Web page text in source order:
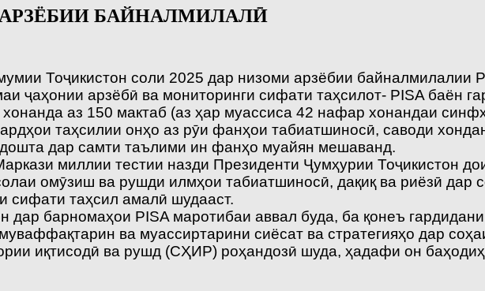
БАЙНАЛМИЛАЛӢ
Тоҷикистон соли 2025 дар низоми арзёбии байналмилалии
ҷаҳонии арзёбӣ ва мониторинги сифати таҳсилот- PISA баён
аз 150 мактаб (аз ҳар муассиса 42 нафар хонандаи
таҳсилии онҳо аз рӯи фанҳои табиатшиносӣ, саводи
дар самти таълими ин фанҳо муайян мешаванд.
миллии тестии назди Президенти Ҷумҳурии Тоҷикистон
омӯзиш ва рушди илмҳои табиатшиносӣ, дақиқ ва риёзӣ
сифати таҳсил амалӣ шудааст.
дар барномаҳои PISA маротибаи аввал буда, ба қонеъ
ва муассиртарини сиёсат ва стратегияҳо дар
иқтисодӣ ва рушд (СҲИР) роҳандозӣ шуда, ҳадафи он